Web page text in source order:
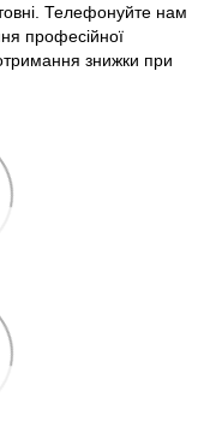
Телефонуйте нам
професійної
знижки при